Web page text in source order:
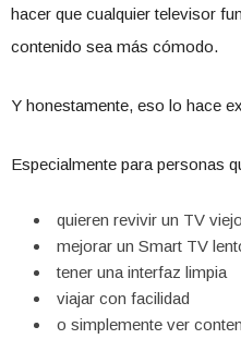
hacer que cualquier televisor
contenido sea más cómodo.
Y honestamente, eso lo hace
Especialmente para personas
quieren revivir un TV viejo
mejorar un Smart TV
tener una interfaz limpia
viajar con facilidad
o simplemente ver